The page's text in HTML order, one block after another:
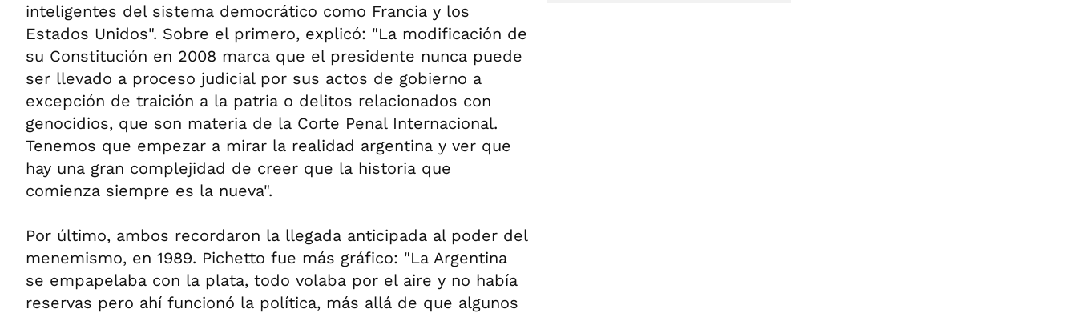
inteligentes del sistema democrático como Francia y los
Estados Unidos". Sobre el primero, explicó: "La modificación de
su Constitución en 2008 marca que el presidente nunca puede
ser llevado a proceso judicial por sus actos de gobierno a
excepción de traición a la patria o delitos relacionados con
genocidios, que son materia de la Corte Penal Internacional.
Tenemos que empezar a mirar la realidad argentina y ver que
hay una gran complejidad de creer que la historia que
comienza siempre es la nueva".
Por último, ambos recordaron la llegada anticipada al poder del
menemismo, en 1989. Pichetto fue más gráfico: "La Argentina
se empapelaba con la plata, todo volaba por el aire y no había
reservas pero ahí funcionó la política, más allá de que algunos